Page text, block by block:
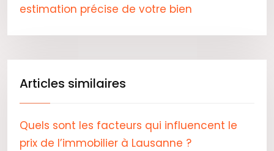
estimation précise de votre bien
Articles similaires
Quels sont les facteurs qui influencent le
prix de l’immobilier à Lausanne ?